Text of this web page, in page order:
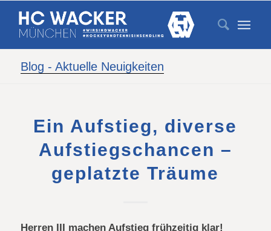
Blog - Aktuelle Neuigkeiten
Ein Aufstieg, diverse
Aufstiegschancen –
geplatzte Träume
Herren III machen Aufstieg frühzeitig klar!